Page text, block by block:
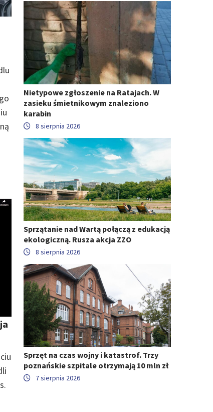
Nietypowe zgłoszenie na Ratajach. W
zasieku śmietnikowym znaleziono
karabin
8 sierpnia 2026
Sprzątanie nad Wartą połączą z edukacją
ekologiczną. Rusza akcja ZZO
8 sierpnia 2026
Sprzęt na czas wojny i katastrof. Trzy
poznańskie szpitale otrzymają 10 mln zł
7 sierpnia 2026